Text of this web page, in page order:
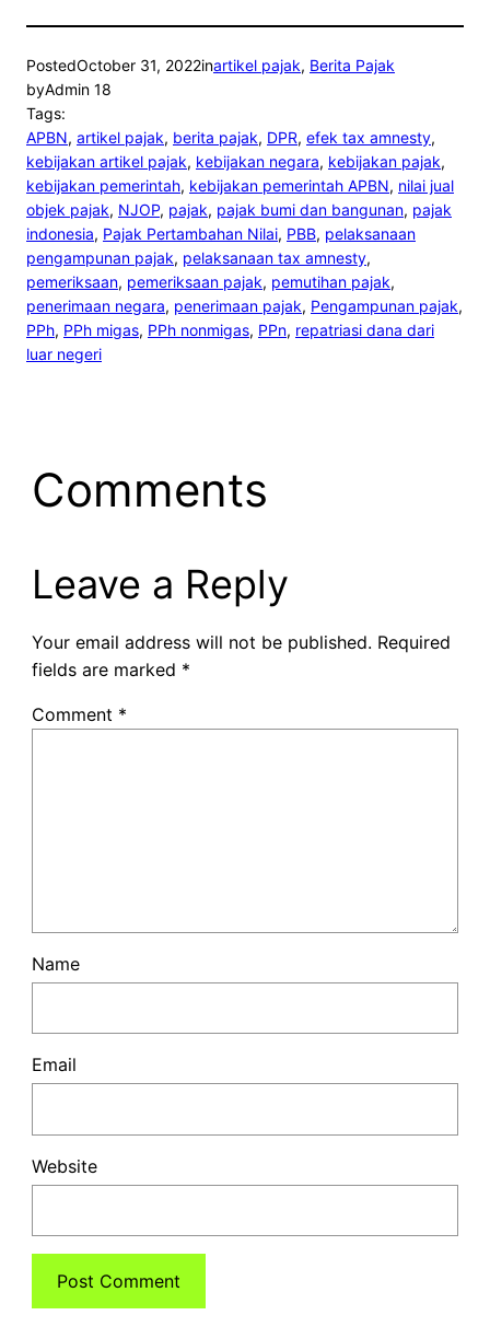
PostedOctober 31, 2022inartikel pajak, Berita Pajak
byAdmin 18
Tags:
APBN, artikel pajak, berita pajak, DPR, efek tax amnesty
kebijakan artikel pajak, kebijakan negara, kebijakan pajak
kebijakan pemerintah, kebijakan pemerintah APBN, nilai jual
objek pajak, NJOP, pajak, pajak bumi dan bangunan, pajak
indonesia, Pajak Pertambahan Nilai, PBB, pelaksanaan
pengampunan pajak, pelaksanaan tax amnesty
pemeriksaan, pemeriksaan pajak, pemutihan pajak
penerimaan negara, penerimaan pajak, Pengampunan pajak
PPh, PPh migas, PPh nonmigas, PPn, repatriasi dana dari
luar negeri
Comments
Leave a Reply
Your email address will not be published. Required
fields are marked *
Comment *
Name
Email
Website